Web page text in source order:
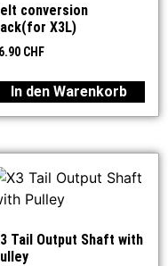
conversion
X3L)
CHF
In den Warenkorb
Tail Output Shaft with